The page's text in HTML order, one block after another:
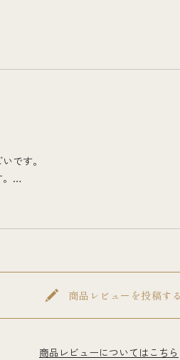
です。
いのでまた注文します！
商品レビューを投稿する
商品レビューについてはこちら